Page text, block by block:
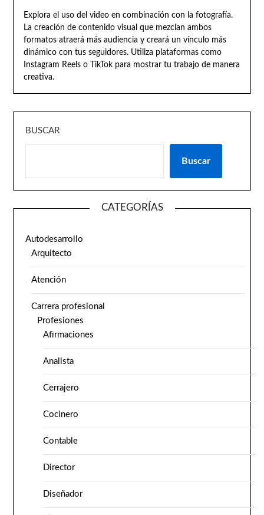
Explora el uso del video en combinación con la fotografía.
La creación de contenido visual que mezclan ambos
formatos atraerá más audiencia y creará un vínculo más
dinámico con tus seguidores. Utiliza plataformas como
Instagram Reels o TikTok para mostrar tu trabajo de manera
creativa.
BUSCAR
Buscar
CATEGORÍAS
Autodesarrollo
Arquitecto
Atención
Carrera profesional
Profesiones
Afirmaciones
Analista
Cerrajero
Cocinero
Contable
Director
Diseñador